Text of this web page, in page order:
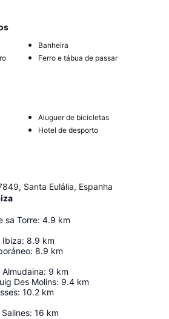
Banheira
Ferro e tábua de passar
Aluguer de bicicletas
Hotel de desporto
Santa Eulália, Espanha
sa Torre: 4.9 km
Ibiza: 8.9 km
: 8.9 km
: 9 km
Des Molins: 9.4 km
: 10.2 km
: 16 km